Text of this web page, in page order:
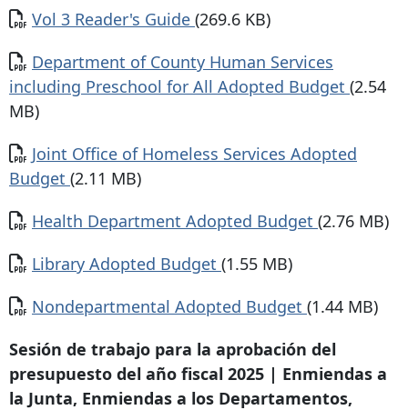
Documento
Vol 3 Reader's Guide (269.6 KB)
Documento
Department of County Human Services
including Preschool for All Adopted Budget (2.54
MB)
Documento
Joint Office of Homeless Services Adopted
Budget (2.11 MB)
Documento
Health Department Adopted Budget (2.76 MB)
Documento
Library Adopted Budget (1.55 MB)
Documento
Nondepartmental Adopted Budget (1.44 MB)
Sesión de trabajo para la aprobación del
presupuesto del año fiscal 2025 | Enmiendas a
la Junta, Enmiendas a los Departamentos,